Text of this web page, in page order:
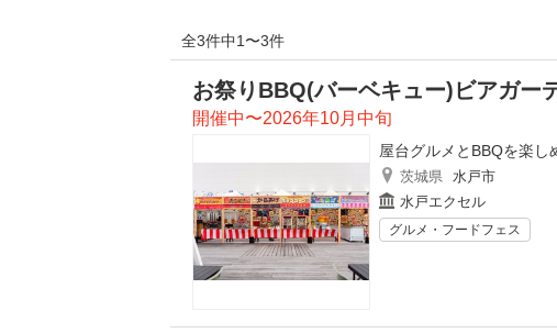
全3件中1〜3件
お祭りBBQ(バーベキュー)ビアガー
開催中〜2026年10月中旬
屋台グルメとBBQを楽し
茨城県 水戸市
水戸エクセル
グルメ・フードフェス